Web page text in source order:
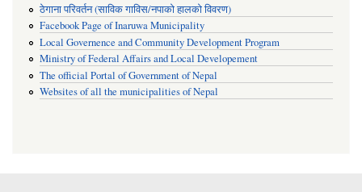
ठेगाना परिवर्तन (साविक गाविस/नपाको हालको विवरण)
Facebook Page of Inaruwa Municipality
Local Governence and Community Development Program
Ministry of Federal Affairs and Local Developement
The official Portal of Government of Nepal
Websites of all the municipalities of Nepal